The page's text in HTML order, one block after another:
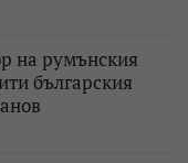
на румънския
българския